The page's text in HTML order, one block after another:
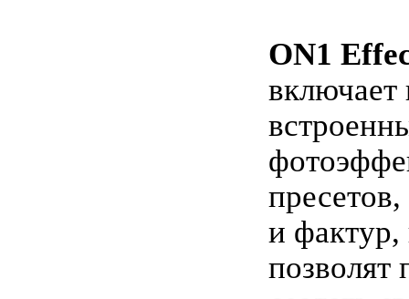
ON1
включает
и фактур,
позволят